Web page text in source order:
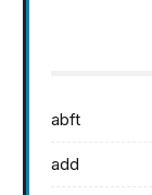
abft
add